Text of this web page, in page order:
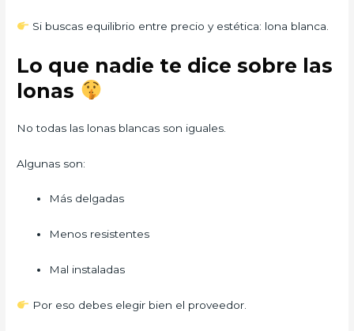
Si buscas equilibrio entre precio y estética: lona blanca.
Lo que nadie te dice sobre las
lonas
No todas las lonas blancas son iguales.
Algunas son:
Más delgadas
Menos resistentes
Mal instaladas
Por eso debes elegir bien el proveedor.